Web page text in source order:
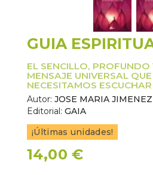
GUIA
EL SENCILLO, PROFUNDO
MENSAJE UNIVERSAL
NECESITAMOS
Autor: JOSE MARIA
Editorial: GAIA
¡Últimas unidades!
14,00 €